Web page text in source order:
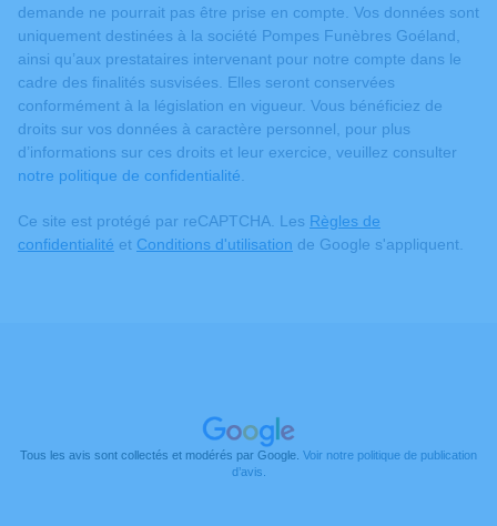
demande ne pourrait pas être prise en compte. Vos données sont
uniquement destinées à la société Pompes Funèbres Goéland,
ainsi qu’aux prestataires intervenant pour notre compte dans le
cadre des finalités susvisées. Elles seront conservées
conformément à la législation en vigueur. Vous bénéficiez de
droits sur vos données à caractère personnel, pour plus
d’informations sur ces droits et leur exercice, veuillez consulter
notre politique de confidentialité
Ce site est protégé par reCAPTCHA. Les Règles de
confidentialité et Conditions d'utilisation de Google s'appliquent.
Tous les avis sont collectés et modérés par Google. Voir notre politique de publication
d’avis.